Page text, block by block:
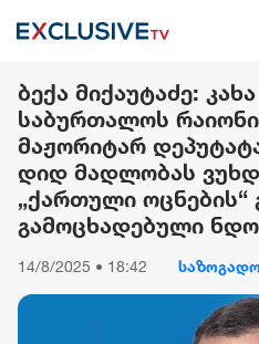
ბექა მიქაუტაძე:
საბურთალოს
მაჟორიტარ
დიდ მადლობას
„ქართული ოცნების“
გამოცხადებული
14/8/2025 • 18:42